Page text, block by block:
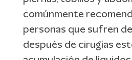
comúnmente
personas que sufren
después de cirugías